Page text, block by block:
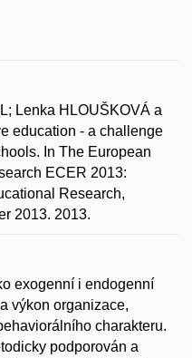
Lenka HLOUŠKOVÁ a
education - a challenge
In The European
ECER 2013:
Research,
2013. 2013.
exogenní i endogenní
výkon organizace,
charakteru.
podporován a